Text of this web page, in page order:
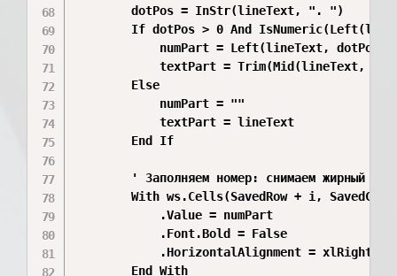
        dotPos = InStr(lineText, ". ")
If dotPos > 0 And
numPart = Left(lineText, dotPos
textPart = Trim(Mid(lineText,
        Else
            numPart = ""
            textPart = lineText
        End If
' Заполняем номер: снимаем жирный
        With ws.Cells(SavedRow + i, SavedCol)
            .Value = numPart
            .Font.Bold = False
            .HorizontalAlignment = xlRight
        End With